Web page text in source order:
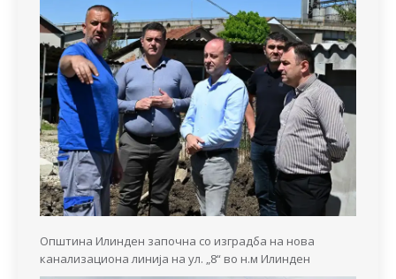
Општина Илинден започна со изградба на нова
канализациона линија на ул. „8“ во н.м Илинден